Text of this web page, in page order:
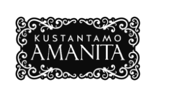
Siirry
navigointiin
Siirry
sisältöön